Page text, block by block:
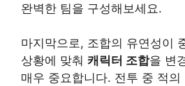
완벽한 팀을 구성해보세요.
마지막으로, 조합의 유연성이
상황에 맞춰 캐릭터 조합을 변
매우 중요합니다. 전투 중 적